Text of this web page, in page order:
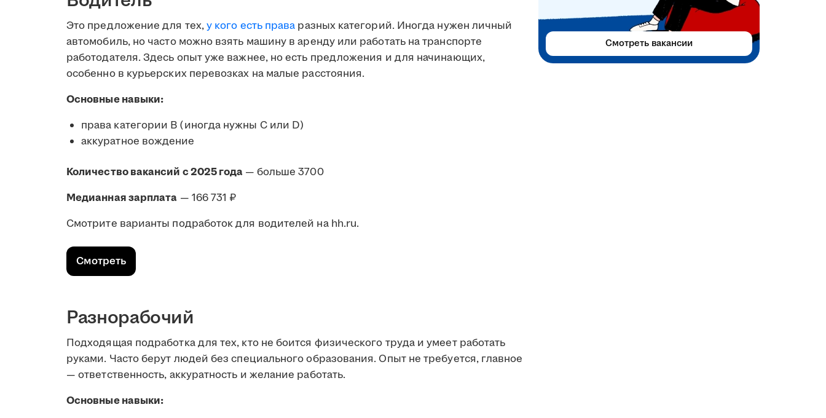
Это предложение для тех,у кого есть права разных категорий. Иногда нужен личный
автомобиль, но часто можно взять машину в аренду или работать на транспорте
работодателя. Здесь опыт уже важнее, но есть предложения и для начинающих,
особенно в курьерских перевозках на малые расстояния.
Основные навыки:
права категории B (иногда нужны C или D)
аккуратное вождение
Количество вакансий с 2025 года — больше 3700
Медианная зарплата — 166 731 ₽
Смотрите варианты подработок для водителей на hh.ru.
Смотреть
Разнорабочий
Подходящая подработка для тех, кто не боится физического труда и умеет работать
руками. Часто берут людей без специального образования. Опыт не требуется, главное
— ответственность, аккуратность и желание работать.
Основные навыки:
Смотреть вакансии